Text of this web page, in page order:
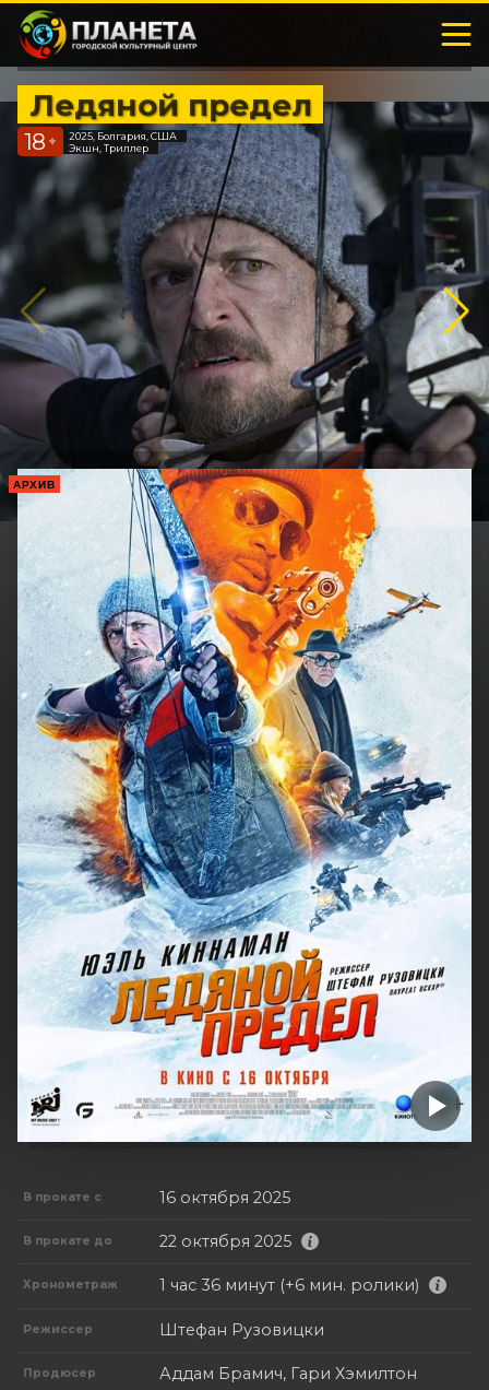
Ледяной предел
18 +
2025, Болгария, США
Экшн, Триллер
АРХИВ
В прокате с 16 октября 2025
В прокате до 22 октября 2025
Хронометраж 1 час 36 минут (+6 мин. ролики)
Режиссер Штефан Рузовицки
Продюсер Аддам Брамич, Гари Хэмилтон